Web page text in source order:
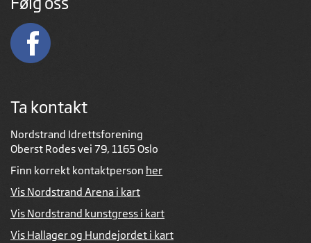
Ta kontakt
Nordstrand Idrettsforening
Oberst Rodes vei 79, 1165 Oslo
Finn korrekt kontaktperson her
Vis Nordstrand Arena i kart
Vis Nordstrand kunstgress i kart
Vis Hallager og Hundejordet i kart